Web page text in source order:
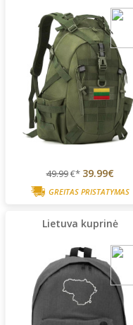
49.99€* 39.99€
GREITAS PRISTATYMAS
Lietuva kuprinė